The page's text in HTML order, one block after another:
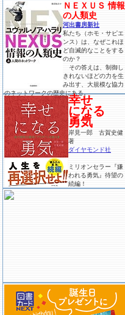
ＮＥＸＵＳ 情報
の人類史
河出書房新社
私たち（ホモ・サピエ
ンス）は、なぜこれほ
ど自滅的なことをする
のか？
その答えは、制御し
きれないほどの力を生
み出す、大規模な協力
のネットワークの歴史にある。
幸せ
になる
勇気
岸見一郎 古賀史健
著
ダイヤモンド社
ミリオンセラー『嫌
われる勇気』待望の
続編！